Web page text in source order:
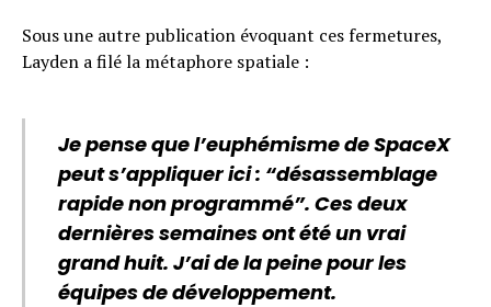
Sous une autre publication évoquant ces fermetures,
Layden a filé la métaphore spatiale :
Je pense que l’euphémisme de SpaceX
peut s’appliquer ici : “désassemblage
rapide non programmé”. Ces deux
dernières semaines ont été un vrai
grand huit. J’ai de la peine pour les
équipes de développement.